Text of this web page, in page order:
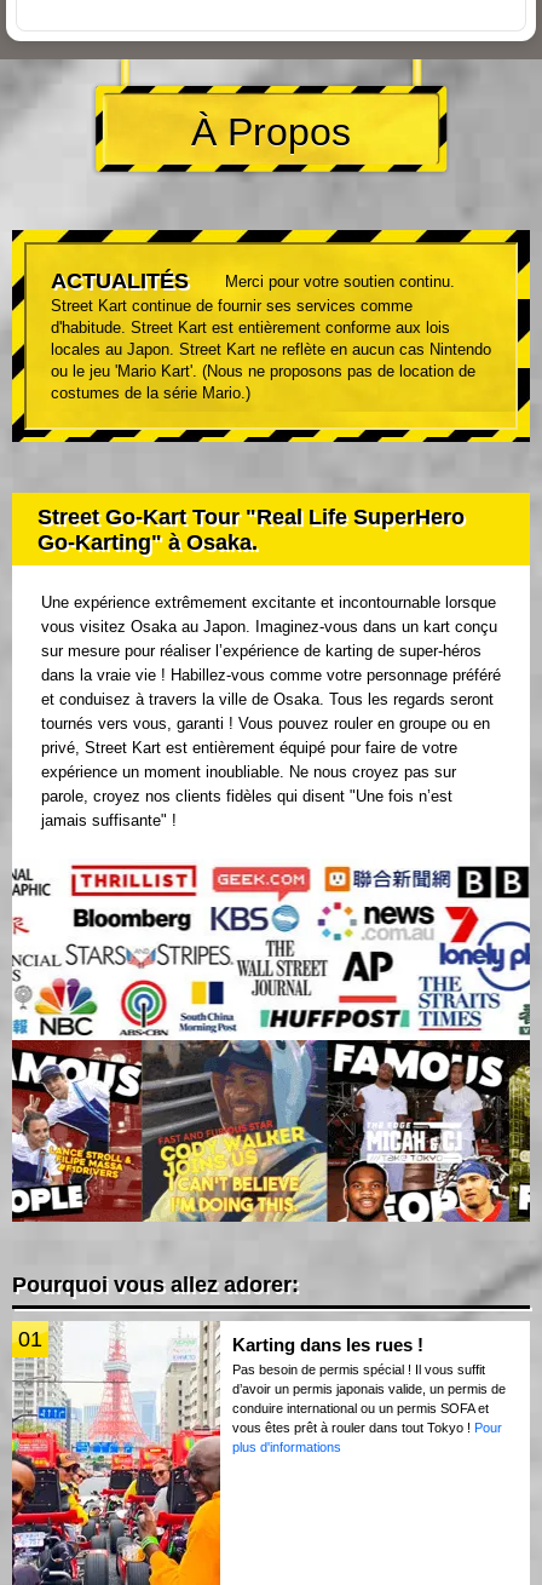
À Propos
ACTUALITÉS
Merci pour votre soutien continu.
Street Kart continue de fournir ses services comme
d'habitude. Street Kart est entièrement conforme aux lois
locales au Japon. Street Kart ne reflète en aucun cas Nintendo
ou le jeu 'Mario Kart'. (Nous ne proposons pas de location de
costumes de la série Mario.)
Street Go-Kart Tour "Real Life SuperHero
Go-Karting" à Osaka.
Une expérience extrêmement excitante et incontournable lorsque
vous visitez Osaka au Japon. Imaginez-vous dans un kart conçu
sur mesure pour réaliser l’expérience de karting de super-héros
dans la vraie vie ! Habillez-vous comme votre personnage préféré
et conduisez à travers la ville de Osaka. Tous les regards seront
tournés vers vous, garanti ! Vous pouvez rouler en groupe ou en
privé, Street Kart est entièrement équipé pour faire de votre
expérience un moment inoubliable. Ne nous croyez pas sur
parole, croyez nos clients fidèles qui disent "Une fois n’est
jamais suffisante" !
Pourquoi vous allez adorer:
01 Karting dans les rues !
Pas besoin de permis spécial ! Il vous suffit
d’avoir un permis japonais valide, un permis de
conduire international ou un permis SOFA et
vous êtes prêt à rouler dans tout Tokyo ! Pour
plus d'informations